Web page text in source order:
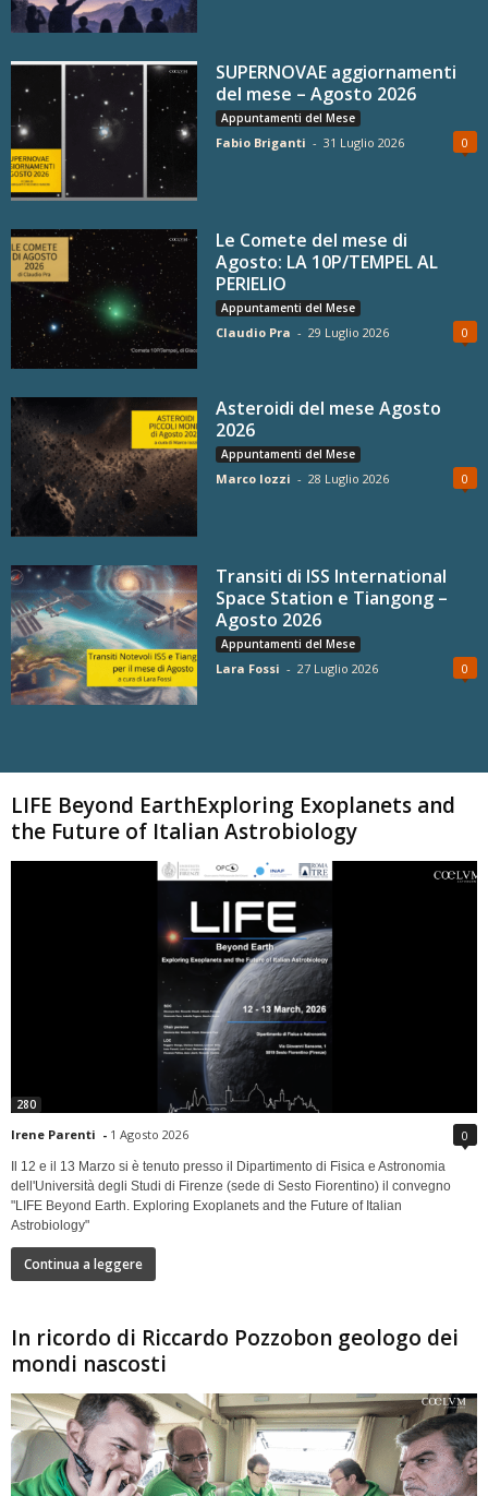
SUPERNOVAE aggiornamenti
del mese – Agosto 2026
Appuntamenti del Mese
Fabio Briganti - 31 Luglio 2026 0
Le Comete del mese di
Agosto: LA 10P/TEMPEL AL
PERIELIO
Appuntamenti del Mese
Claudio Pra - 29 Luglio 2026 0
Asteroidi del mese Agosto
2026
Appuntamenti del Mese
Marco Iozzi - 28 Luglio 2026 0
Transiti di ISS International
Space Station e Tiangong –
Agosto 2026
Appuntamenti del Mese
Lara Fossi - 27 Luglio 2026 0
LIFE Beyond EarthExploring Exoplanets and
the Future of Italian Astrobiology
280
Irene Parenti - 1 Agosto 2026 0
Il 12 e il 13 Marzo si è tenuto presso il Dipartimento di Fisica e Astronomia
dell'Università degli Studi di Firenze (sede di Sesto Fiorentino) il convegno
"LIFE Beyond Earth. Exploring Exoplanets and the Future of Italian
Astrobiology"
Continua a leggere
In ricordo di Riccardo Pozzobon geologo dei
mondi nascosti